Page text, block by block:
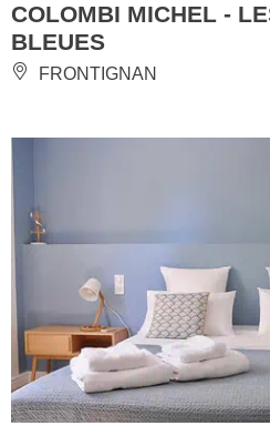
COLOMBI MICHEL -
BLEUES
FRONTIGNAN